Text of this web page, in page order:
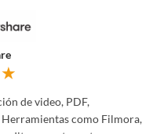
★
de video, PDF,
como Filmora,